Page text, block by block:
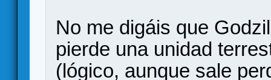
No me digáis que
pierde una unidad
(lógico, aunque sale